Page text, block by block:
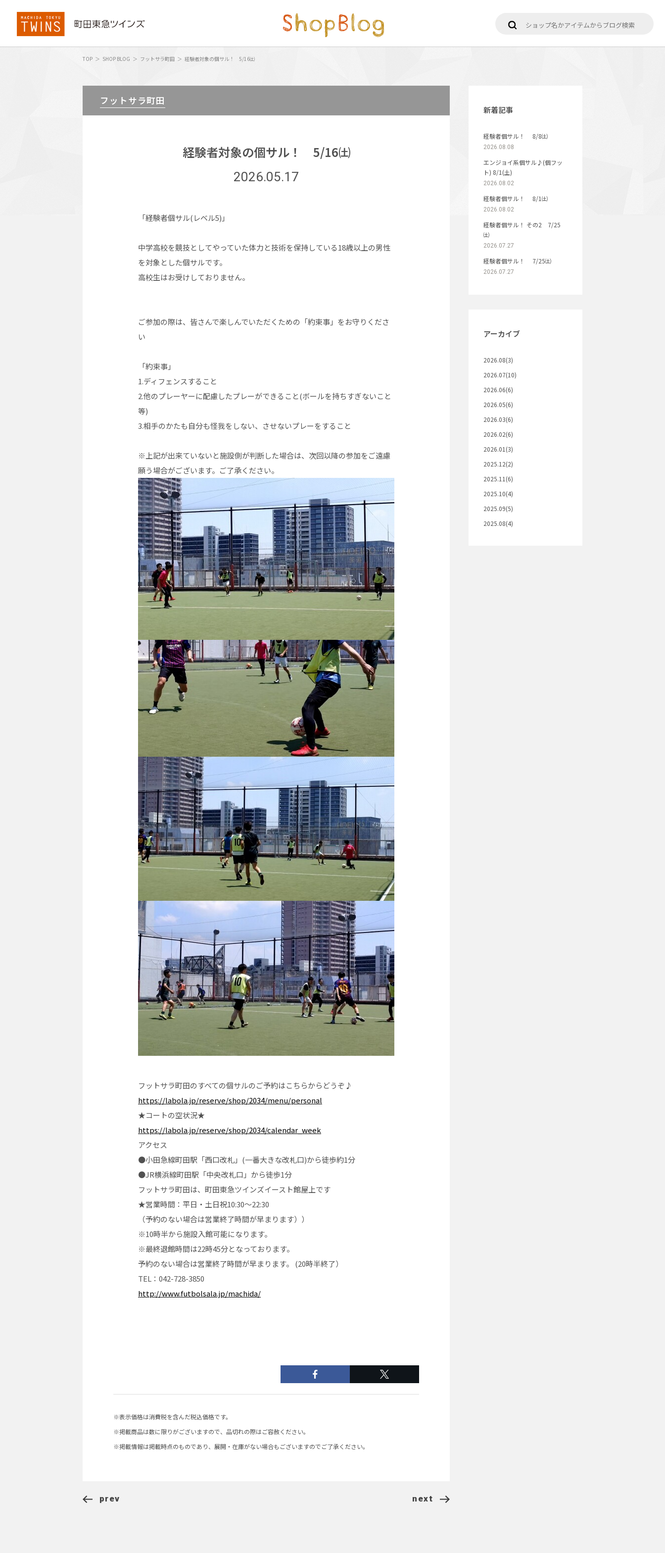
TOP SHOP BLOG フットサラ町田 経験者対象の個サル！ 5/16㈯
フットサラ町田
経験者対象の個サル！ 5/16㈯
2026.05.17
「経験者個サル(レベル5)」
中学高校を競技としてやっていた体力と技術を保持している18歳以上の男性
を対象とした個サルです。
高校生はお受けしておりません。
ご参加の際は、皆さんで楽しんでいただくための「約束事」をお守りくださ
い
「約束事」
1.ディフェンスすること
2.他のプレーヤーに配慮したプレーができること(ボールを持ちすぎないこと
等)
3.相手のかたも自分も怪我をしない、させないプレーをすること
※上記が出来ていないと施設側が判断した場合は、次回以降の参加をご遠慮
願う場合がございます。ご了承ください。
フットサラ町田のすべての個サルのご予約はこちらからどうぞ♪
https://labola.jp/reserve/shop/2034/menu/personal
★コートの空状況★
https://labola.jp/reserve/shop/2034/calendar_week
アクセス
●小田急線町田駅「西口改札」(一番大きな改札口)から徒歩約1分
●JR横浜線町田駅「中央改札口」から徒歩1分
フットサラ町田は、町田東急ツインズイースト館屋上です
★営業時間：平日・土日祝10:30～22:30
（予約のない場合は営業終了時間が早まります））
※10時半から施設入館可能になります。
※最終退館時間は22時45分となっております。
予約のない場合は営業終了時間が早まります。 (20時半終了）
TEL：042-728-3850
http://www.futbolsala.jp/machida/
※表示価格は消費税を含んだ税込価格です。
※掲載商品は数に限りがございますので、品切れの際はご容赦ください。
※掲載情報は掲載時点のものであり、展開・在庫がない場合もございますのでご了承ください。
prev next
新着記事
経験者個サル！ 8/8㈯
2026.08.08
エンジョイ系個サル♪(個フッ
ト) 8/1(土)
2026.08.02
経験者個サル！ 8/1㈯
2026.08.02
経験者個サル！ その2 7/25
㈯
2026.07.27
経験者個サル！ 7/25㈯
2026.07.27
アーカイブ
2026.08(3)
2026.07(10)
2026.06(6)
2026.05(6)
2026.03(6)
2026.02(6)
2026.01(3)
2025.12(2)
2025.11(6)
2025.10(4)
2025.09(5)
2025.08(4)